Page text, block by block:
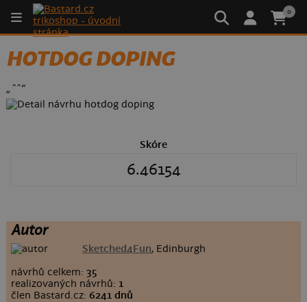
0
HOTDOG DOPING
„^^“
Skóre
6.46154
Autor
Sketched4Fun, Edinburgh
návrhů celkem: 35
realizovaných návrhů: 1
člen Bastard.cz:6241 dnů